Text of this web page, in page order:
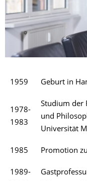
1959 Geburt in
1978-
1983
Studium der
und
Universität
1985 Promotion
1989-